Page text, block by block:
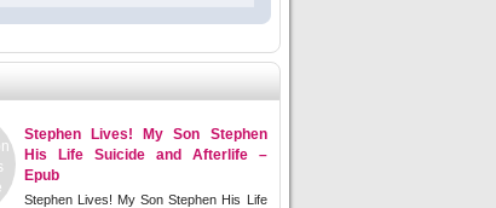
Stephen Lives! My Son Stephen
His Life Suicide and Afterlife –
Epub
Stephen Lives! My Son Stephen His Life